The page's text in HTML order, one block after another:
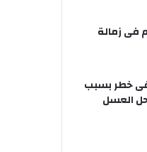
فى زمالة
فى خطر بسبب
العسل